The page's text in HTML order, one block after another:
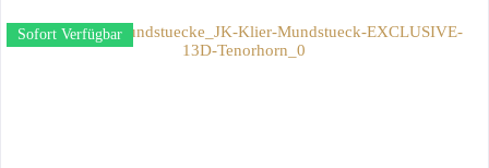
Sofort Verfügbar